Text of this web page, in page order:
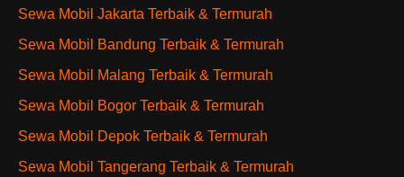
Sewa Mobil Jakarta Terbaik & Termurah
Sewa Mobil Bandung Terbaik & Termurah
Sewa Mobil Malang Terbaik & Termurah
Sewa Mobil Bogor Terbaik & Termurah
Sewa Mobil Depok Terbaik & Termurah
Sewa Mobil Tangerang Terbaik & Termurah